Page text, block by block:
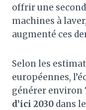
offrir une
machines à
augmenté ces
Selon les
européennes,
générer environ
d’ici 2030 dans